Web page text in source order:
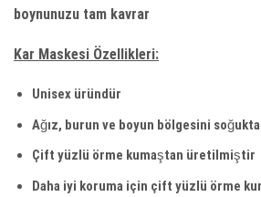
boynunuzu tam kavrar
Kar Maskesi Özellikleri:
Unisex üründür
Ağız, burun ve boyun bölgesini
Çift yüzlü örme kumaştan üretilmiştir
Daha iyi koruma için çift yüzlü örme